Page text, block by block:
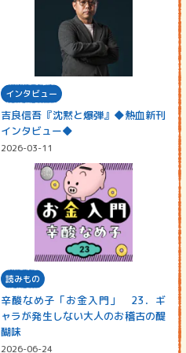
インタビュー
吉良信吾『沈黙と爆弾』◆熱血新刊
インタビュー◆
2026-03-11
読みもの
辛酸なめ子「お金入門」 23．ギ
ャラが発生しない大人のお稽古の醍
醐味
2026-06-24